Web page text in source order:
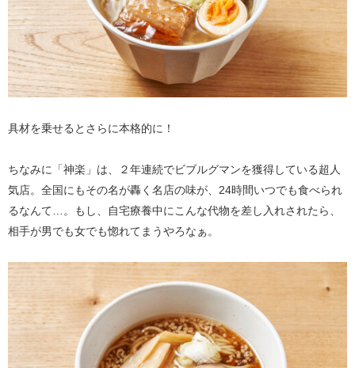
具材を乗せるとさらに本格的に！
ちなみに「神楽」は、２年連続でビブルグマンを獲得している超人
気店。全国にもその名が轟く名店の味が、24時間いつでも食べられ
るなんて…。もし、自宅療養中にこんな代物を差し入れされたら、
相手が男でも女でも惚れてまうやろなぁ。